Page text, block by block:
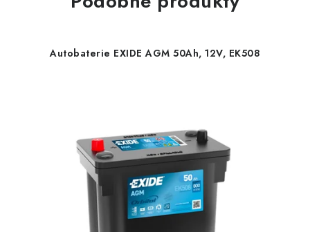
Autobaterie EXIDE AGM 50Ah, 12V, EK508